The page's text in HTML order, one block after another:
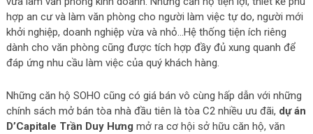
hợp an cư và làm văn phòng cho người làm việc tự do, người mới
khởi nghiệp, doanh nghiệp vừa và nhỏ…Hệ thống tiện ích riêng
dành cho văn phòng cũng được tích hợp đầy đủ xung quanh để
đáp ứng nhu cầu làm việc của quý khách hàng.
Những căn hộ SOHO cũng có giá bán vô cùng hấp dẫn với những
chính sách mở bán tòa nhà đầu tiên là tòa C2 nhiều ưu đãi, dự án
D’Capitale Trần Duy Hưng mở ra cơ hội sở hữu căn hộ, văn